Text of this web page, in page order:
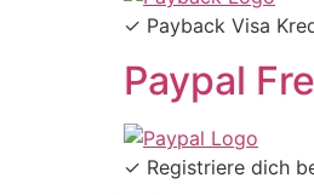
✓ Payback Visa
Paypal
✓ Registriere dich